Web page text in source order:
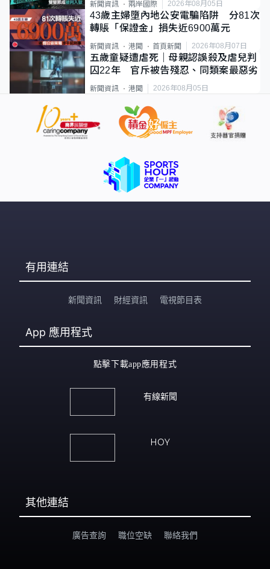
新聞資訊 兩岸國際 2026年08月05日
43歲主婦墮內地公安電騙陷阱 分81次
轉賬「保證金」損失近6900萬元
新聞資訊 港聞 首頁新聞 2026年08月07日
五歲童疑遭虐死｜母親認誤殺及虐兒判
囚22年 官斥被告殘忍、同類案最惡劣
新聞資訊 港聞 2026年08月05日
有用連結
新聞資訊 財經資訊 電視節目表
App 應用程式
點擊下載app應用程式
有線新聞
HOY
其他連結
廣告查詢 職位空缺 聯絡我們